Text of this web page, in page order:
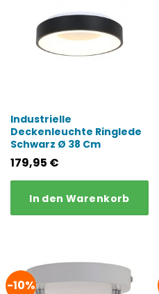
Industrielle
Deckenleuchte Ringlede
Schwarz Ø 38 Cm
179,95 €
In den Warenkorb
-10%